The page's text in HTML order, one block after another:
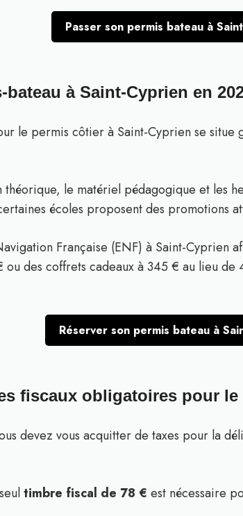
Passer son permis bateau à
à Saint-Cyprien en
le permis côtier à Saint-Cyprien se situe
le matériel pédagogique et les
écoles proposent des promotions
Française (ENF) à Saint-Cyprien
ou des coffrets cadeaux à 345 € au lieu
Réserver son permis bateau à
fiscaux obligatoires pour le
devez vous acquitter de taxes pour la
timbre fiscal de 78 € est nécessaire